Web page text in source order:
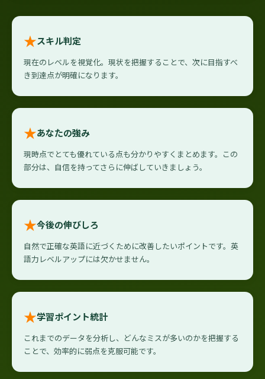
★スキル判定
現在のレベルを視覚化。現状を把握することで、次に目指すべ
き到達点が明確になります。
★あなたの強み
現時点でとても優れている点も分かりやすくまとめます。この
部分は、自信を持ってさらに伸ばしていきましょう。
★今後の伸びしろ
自然で正確な英語に近づくために改善したいポイントです。英
語力レベルアップには欠かせません。
★学習ポイント統計
これまでのデータを分析し、どんなミスが多いのかを把握する
ことで、効率的に弱点を克服可能です。